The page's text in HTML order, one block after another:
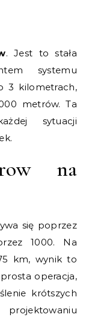
. Jest to stała
systemu
3 kilometrach,
metrów. Ta
sytuacji
na
się poprzez
1000. Na
km, wynik to
operacja,
krótszych